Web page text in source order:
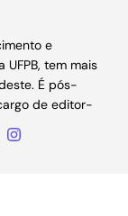
e
tem mais
É pós-
de editor-